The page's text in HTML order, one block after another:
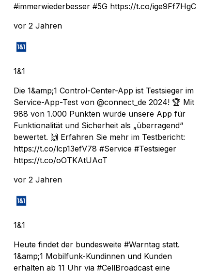
#immerwiederbesser #5G https://t.co/ige9Ff7HgC
vor 2 Jahren
1&1
Die 1&amp;1 Control-Center-App ist Testsieger im
Service-App-Test von @connect_de 2024! 🏆 Mit
988 von 1.000 Punkten wurde unsere App für
Funktionalität und Sicherheit als „überragend“
bewertet. 🙌 Erfahren Sie mehr im Testbericht:
https://t.co/lcp13efV78 #Service #Testsieger
https://t.co/oOTKAtUAoT
vor 2 Jahren
1&1
Heute findet der bundesweite #Warntag statt.
1&amp;1 Mobilfunk-Kundinnen und Kunden
erhalten ab 11 Uhr via #CellBroadcast eine